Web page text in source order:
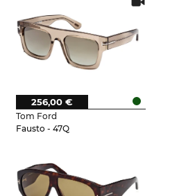
Tom Ford
Fausto - 47Q
256,00 €